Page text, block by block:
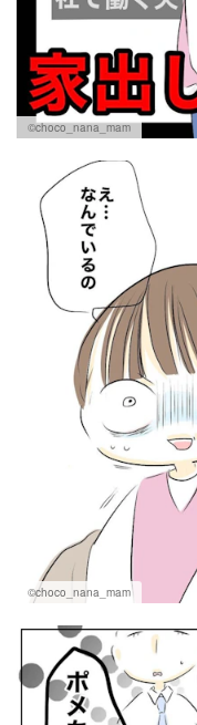
©choco_nana_mam
©choco_nana_mam